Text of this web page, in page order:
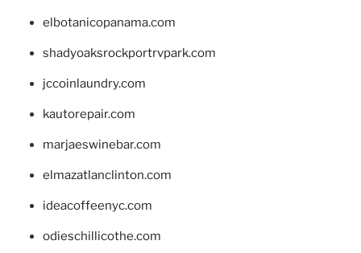
elbotanicopanama.com
shadyoaksrockportrvpark.com
jccoinlaundry.com
kautorepair.com
marjaeswinebar.com
elmazatlanclinton.com
ideacoffeenyc.com
odieschillicothe.com